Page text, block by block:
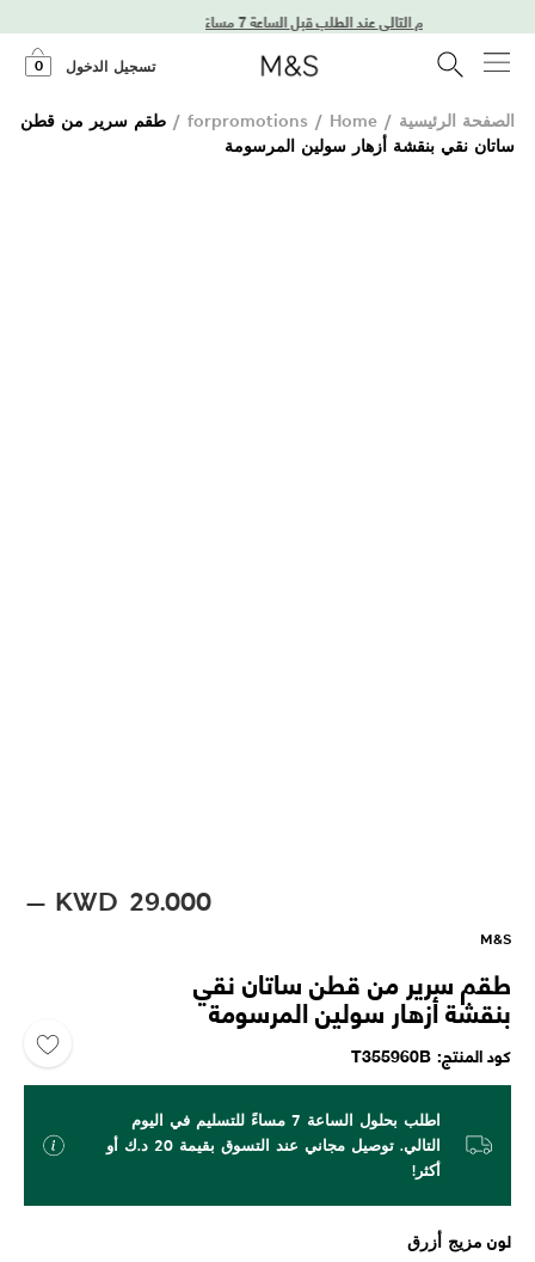
توصيل في اليوم التالي عند الطلب قبل الساعة 7 مساءً
تسجيل الدخول 0
الصفحة الرئيسية /
forpromotions / Home
/ طقم سرير من قطن
ساتان نقي بنقشة أزهار سولين المرسومة
KWD 29.000
M&S
طقم سرير من قطن ساتان نقي
بنقشة أزهار سولين المرسومة
كود المنتج T355960B
اطلب بحلول الساعة 7 مساءً للتسليم في اليوم
التالي. توصيل مجاني عند التسوق بقيمة 20 د.ك أو
أكثر!
لون مزيج أزرق